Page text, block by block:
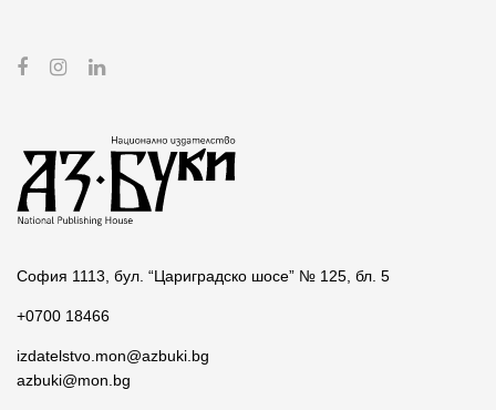
София 1113, бул. “Цариградско шосе” № 125, бл. 5
+0700 18466
izdatelstvo.mon@azbuki.bg
azbuki@mon.bg